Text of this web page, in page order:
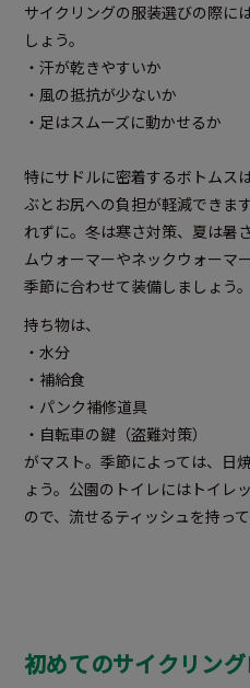
サイクリングの服装選びの際に
しょう。
・汗が乾きやすいか
・風の抵抗が少ないか
・足はスムーズに動かせるか
特にサドルに密着するボトムス
ぶとお尻への負担が軽減できま
れずに。冬は寒さ対策、夏は暑
ムウォーマーやネックウォーマ
季節に合わせて装備しましょう。
持ち物は、
・水分
・補給食
・パンク補修道具
・自転車の鍵（盗難対策）
がマスト。季節によっては、日
ょう。公園のトイレにはトイレ
ので、流せるティッシュを持っ
初めてのサイクリン